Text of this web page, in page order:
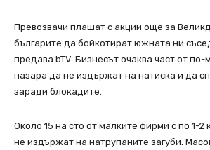
Превозвачи плашат с акции още за
българите да бойкотират южната ни
предава bTV. Бизнесът очаква част от
пазара да не издържат на натиска и да
заради блокадите.
Около 15 на сто от малките фирми с по 1-
не издържат на натрупаните загуби.